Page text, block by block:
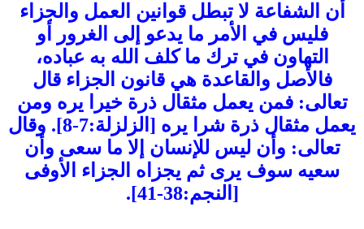
أن الشفاعة لا تبطل قوانين العمل والجزاء
فليس في الأمر ما يدعو إلى الغرور أو
التهاون في ترك ما كلف الله به عباده،
فالأصل والقاعدة هي قانون الجزاء قال
تعالى: فمن يعمل مثقال ذرة خيرا يره ومن
يعمل مثقال ذرة شرا يره [الزلزلة:7-8]. وقال
تعالى: وأن ليس للإنسان إلا ما سعى وأن
سعيه سوف يرى ثم يجزاه الجزاء الأوفى
[النجم:38-41].